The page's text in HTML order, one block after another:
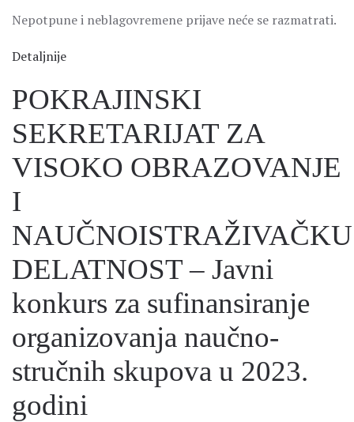
Nepotpune i neblagovremene prijave neće se razmatrati.
Detaljnije
POKRAJINSKI
SEKRETARIJAT ZA
VISOKO OBRAZOVANJE
I
NAUČNOISTRAŽIVAČKU
DELATNOST – Javni
konkurs za sufinansiranje
organizovanja naučno-
stručnih skupova u 2023.
godini